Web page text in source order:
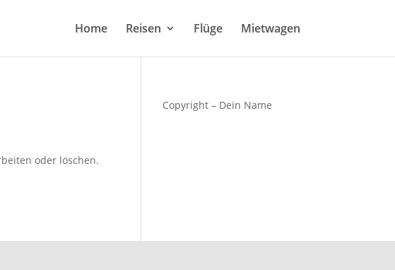
Home Reisen Flüge Mietwagen
oder löschen.
Copyright – Dein Name